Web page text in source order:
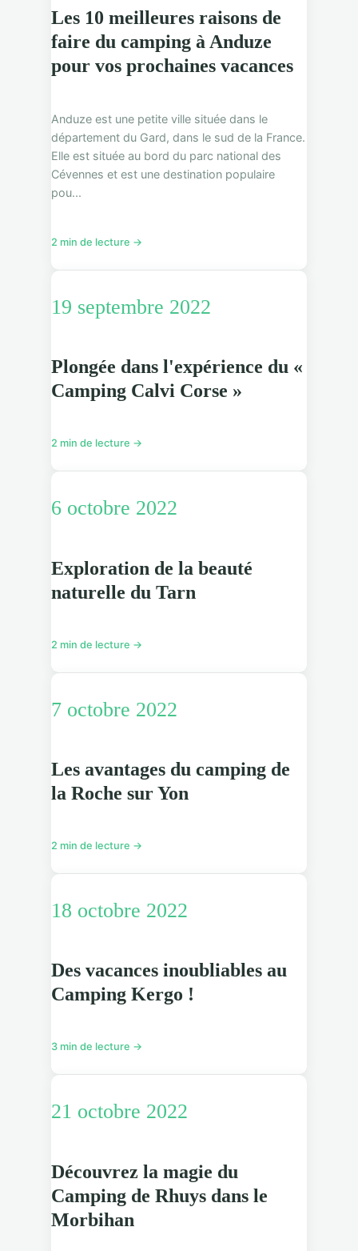
Les 10 meilleures raisons de
faire du camping à Anduze
pour vos prochaines vacances
Anduze est une petite ville située dans le
département du Gard, dans le sud de la France.
Elle est située au bord du parc national des
Cévennes et est une destination populaire
pou...
2 min de lecture →
19 septembre 2022
Plongée dans l'expérience du «
Camping Calvi Corse »
2 min de lecture →
6 octobre 2022
Exploration de la beauté
naturelle du Tarn
2 min de lecture →
7 octobre 2022
Les avantages du camping de
la Roche sur Yon
2 min de lecture →
18 octobre 2022
Des vacances inoubliables au
Camping Kergo !
3 min de lecture →
21 octobre 2022
Découvrez la magie du
Camping de Rhuys dans le
Morbihan